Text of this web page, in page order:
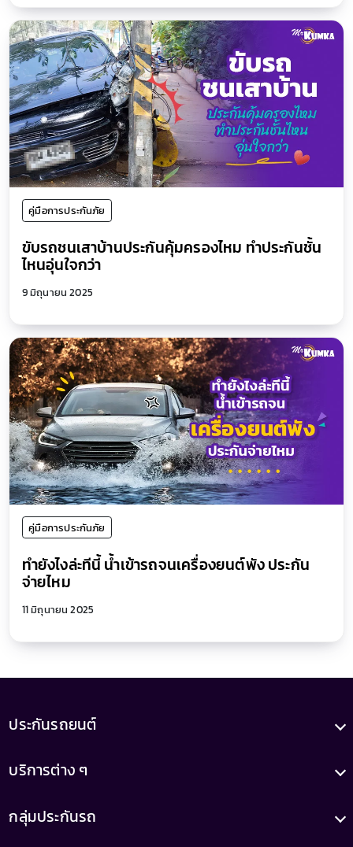
คู่มือการประกันภัย
ขับรถชนเสาบ้านประกันคุ้มครองไหม ทำประกันชั้น
ไหนอุ่นใจกว่า
9 มิถุนายน 2025
คู่มือการประกันภัย
ทำยังไงล่ะทีนี้ น้ำเข้ารถจนเครื่องยนต์พัง ประกัน
จ่ายไหม
11 มิถุนายน 2025
ประกันรถยนต์
บริการต่าง ๆ
กลุ่มประกันรถ